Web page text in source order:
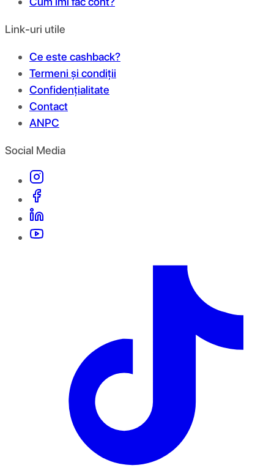
Link-uri utile
Ce este cashback?
Termeni și condiții
Confidențialitate
Contact
ANPC
Social Media